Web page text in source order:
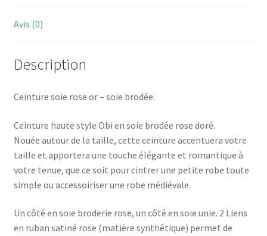
Avis (0)
Description
Ceinture soie rose or – soie brodée:
Ceinture haute style Obi en soie brodée rose doré.
Nouée autour de la taille, cette ceinture accentuera votre
taille et apportera une touche élégante et romantique à
votre tenue, que ce soit pour cintrer une petite robe toute
simple ou accessoiriser une robe médiévale.
Un côté en soie broderie rose, un côté en soie unie. 2 Liens
en ruban satiné rose (matière synthétique) permet de